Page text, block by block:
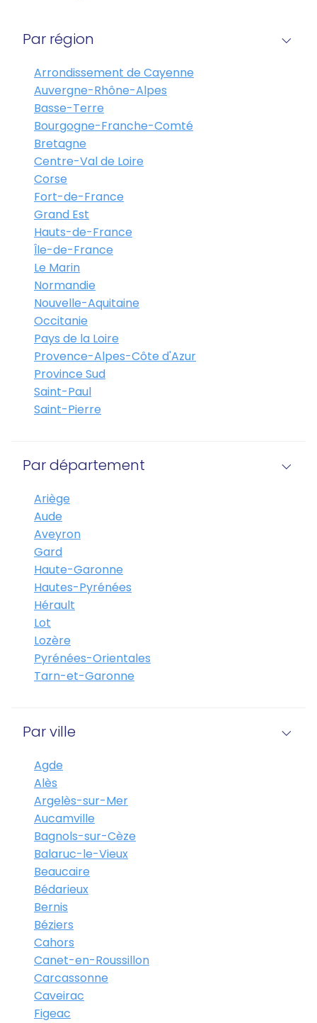
Par région
Arrondissement de Cayenne
Auvergne-Rhône-Alpes
Basse-Terre
Bourgogne-Franche-Comté
Bretagne
Centre-Val de Loire
Corse
Fort-de-France
Grand Est
Hauts-de-France
Île-de-France
Le Marin
Normandie
Nouvelle-Aquitaine
Occitanie
Pays de la Loire
Provence-Alpes-Côte d'Azur
Province Sud
Saint-Paul
Saint-Pierre
Par département
Ariège
Aude
Aveyron
Gard
Haute-Garonne
Hautes-Pyrénées
Hérault
Lot
Lozère
Pyrénées-Orientales
Tarn-et-Garonne
Par ville
Agde
Alès
Argelès-sur-Mer
Aucamville
Bagnols-sur-Cèze
Balaruc-le-Vieux
Beaucaire
Bédarieux
Bernis
Béziers
Cahors
Canet-en-Roussillon
Carcassonne
Caveirac
Figeac